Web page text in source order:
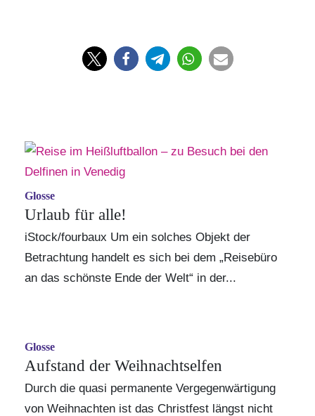
Glosse
Urlaub für alle!
iStock/fourbaux Um ein solches Objekt der
Betrachtung handelt es sich bei dem „Reisebüro
an das schönste Ende der Welt“ in der...
Glosse
Aufstand der Weihnachtselfen
Durch die quasi permanente Vergegenwärtigung
von Weihnachten ist das Christfest längst nicht